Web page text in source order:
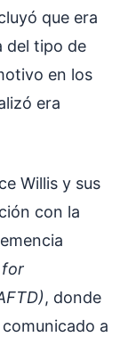
que era
del tipo de
en los
era
Willis y sus
con la
for
, donde
a